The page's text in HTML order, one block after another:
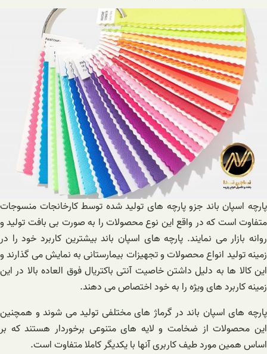
پارچه اسپان باند جزو پارچه های تولید شده توسط کارخانجات منسوجات
متفاوت است که در واقع این نوع محصولات را به صورت بی بافت تولید و
روانه بازار می نمایند. پارچه های اسپان باند بیشترین کاربرد خود را در
زمینه تولید انواع محصولات و تجهیزات بیمارستانی به نمایش می گذارند و
این کالا ها به دلیل داشتن خاصیت آنتی باکتریال فوق العاده بالا در این
زمینه کاربرد های ویژه را به خود اختصاص می دهند.
پارچه های اسپان باند در گرماژ های مختلفی تولید می شوند و همچنین
این محصولات از ضخامت و لایه های متنوعی برخوردار هستند که بر
اساس همین مورد طیف کاربری آنها با یکدیگر کاملا متفاوت است.